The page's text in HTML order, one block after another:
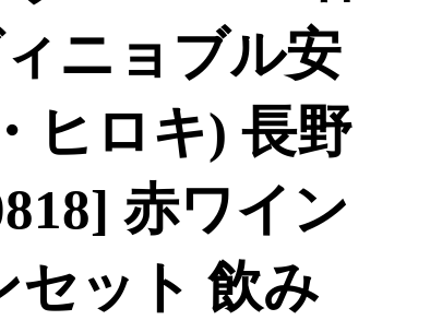
ニョブル安
ヒロキ) 長野
赤ワイン
セット 飲み